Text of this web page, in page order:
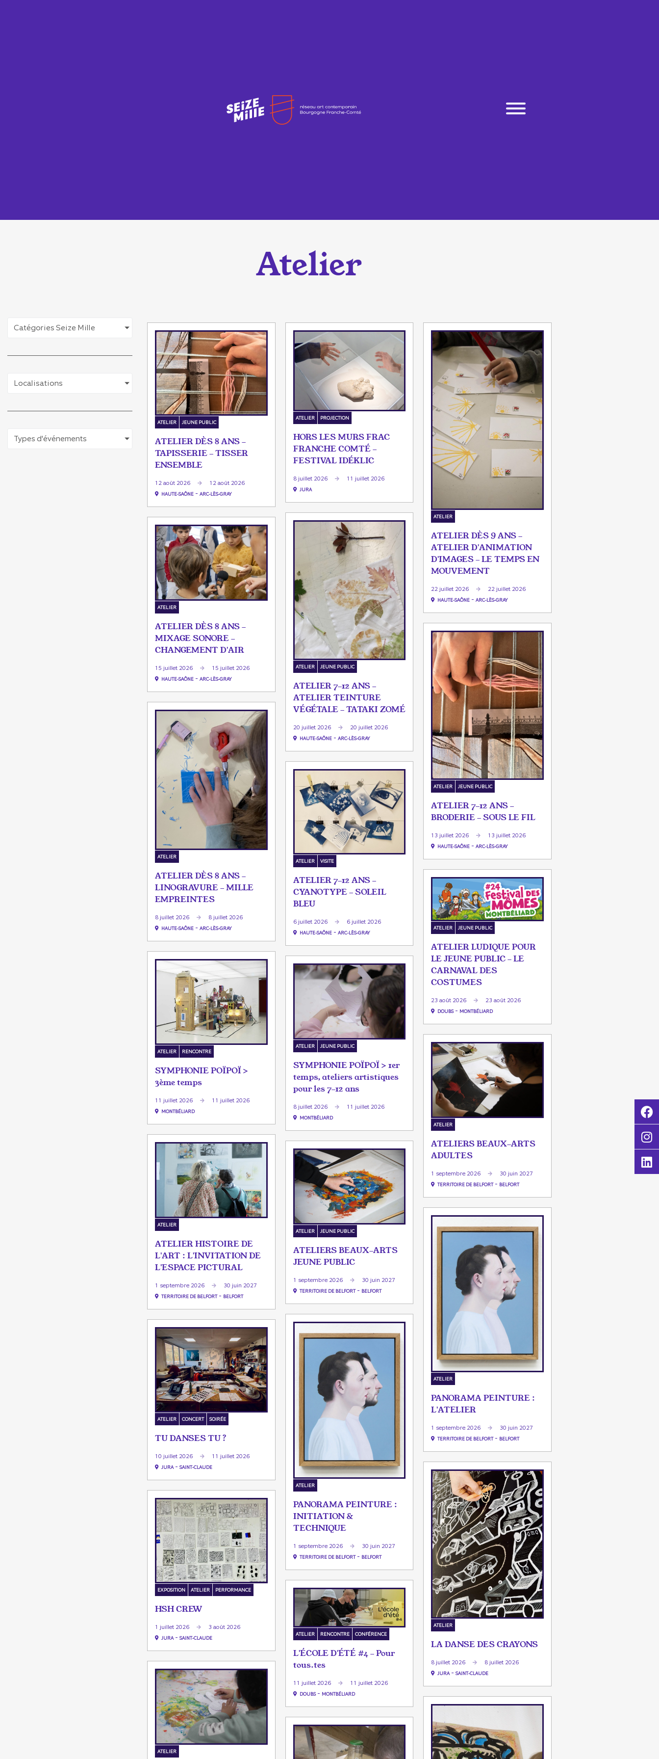
Atelier
Catégories Seize Mille
Localisations
Types d'événements
ATELIER JEUNE PUBLIC
ATELIER DÈS 8 ANS -
TAPISSERIE - TISSER
ENSEMBLE
12 août 2026 12 août 2026
HAUTE-SAÔNE - ARC-LÈS-GRAY
ATELIER PROJECTION
HORS LES MURS FRAC
FRANCHE COMTÉ -
FESTIVAL IDÉKLIC
8 juillet 2026 11 juillet 2026
JURA
ATELIER
ATELIER DÈS 9 ANS -
ATELIER D'ANIMATION
D'IMAGES - LE TEMPS EN
MOUVEMENT
22 juillet 2026 22 juillet 2026
HAUTE-SAÔNE - ARC-LÈS-GRAY
ATELIER JEUNE PUBLIC
ATELIER 7-12 ANS -
ATELIER TEINTURE
VÉGÉTALE - TATAKI ZOMÉ
20 juillet 2026 20 juillet 2026
HAUTE-SAÔNE- ARC-LÈS-GRAY
ATELIER
ATELIER DÈS 8 ANS -
MIXAGE SONORE -
CHANGEMENT D'AIR
15 juillet 2026 15 juillet 2026
HAUTE-SAÔNE - ARC-LÈS-GRAY
ATELIER JEUNE PUBLIC
ATELIER 7-12 ANS -
BRODERIE - SOUS LE FIL
13 juillet 2026 13 juillet 2026
HAUTE-SAÔNE - ARC-LÈS-GRAY
ATELIER
ATELIER DÈS 8 ANS -
LINOGRAVURE - MILLE
EMPREINTES
8 juillet 2026 8 juillet 2026
HAUTE-SAÔNE - ARC-LÈS-GRAY
ATELIER VISITE
ATELIER 7-12 ANS -
CYANOTYPE - SOLEIL
BLEU
6 juillet 2026 6 juillet 2026
HAUTE-SAÔNE- ARC-LÈS-GRAY
ATELIER JEUNE PUBLIC
ATELIER LUDIQUE POUR
LE JEUNE PUBLIC - LE
CARNAVAL DES
COSTUMES
23 août 2026 23 août 2026
DOUBS- MONTBÉLIARD
ATELIER RENCONTRE
SYMPHONIE POÏPOÏ >
3ème temps
11 juillet 2026 11 juillet 2026
MONTBÉLIARD
ATELIER JEUNE PUBLIC
SYMPHONIE POÏPOÏ > 1er
temps, ateliers artistiques
pour les 7-12 ans
8 juillet 2026 11 juillet 2026
MONTBÉLIARD
ATELIER
ATELIERS BEAUX-ARTS
ADULTES
1 septembre 2026 30 juin 2027
TERRITOIRE DE BELFORT- BELFORT
ATELIER
ATELIER HISTOIRE DE
L'ART : L'INVITATION DE
L'ESPACE PICTURAL
1 septembre 2026 30 juin 2027
TERRITOIRE DE BELFORT- BELFORT
ATELIER JEUNE PUBLIC
ATELIERS BEAUX-ARTS
JEUNE PUBLIC
1 septembre 2026 30 juin 2027
TERRITOIRE DE BELFORT- BELFORT
ATELIER
PANORAMA PEINTURE :
L'ATELIER
1 septembre 2026 30 juin 2027
TERRITOIRE DE BELFORT- BELFORT
ATELIER
PANORAMA PEINTURE :
INITIATION &
TECHNIQUE
1 septembre 2026 30 juin 2027
TERRITOIRE DE BELFORT- BELFORT
ATELIER CONCERT SOIRÉE
TU DANSES TU ?
10 juillet 2026 11 juillet 2026
JURA- SAINT-CLAUDE
ATELIER
LA DANSE DES CRAYONS
8 juillet 2026 8 juillet 2026
JURA- SAINT-CLAUDE
EXPOSITION ATELIER PERFORMANCE
HSH CREW
1 juillet 2026 3 août 2026
JURA- SAINT-CLAUDE
ATELIER RENCONTRE CONFÉRENCE
L'ÉCOLE D'ÉTÉ #4 - Pour
tous.tes
11 juillet 2026 11 juillet 2026
DOUBS- MONTBÉLIARD
ATELIER